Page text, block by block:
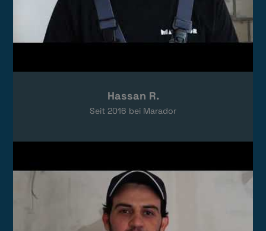
Das Video wird von YouTube eingebettet.
Datenschutzerklärungen
Hassan R.
Seit 2016 bei Marador